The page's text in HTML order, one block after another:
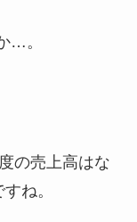
…。
の売上高はな
ね。